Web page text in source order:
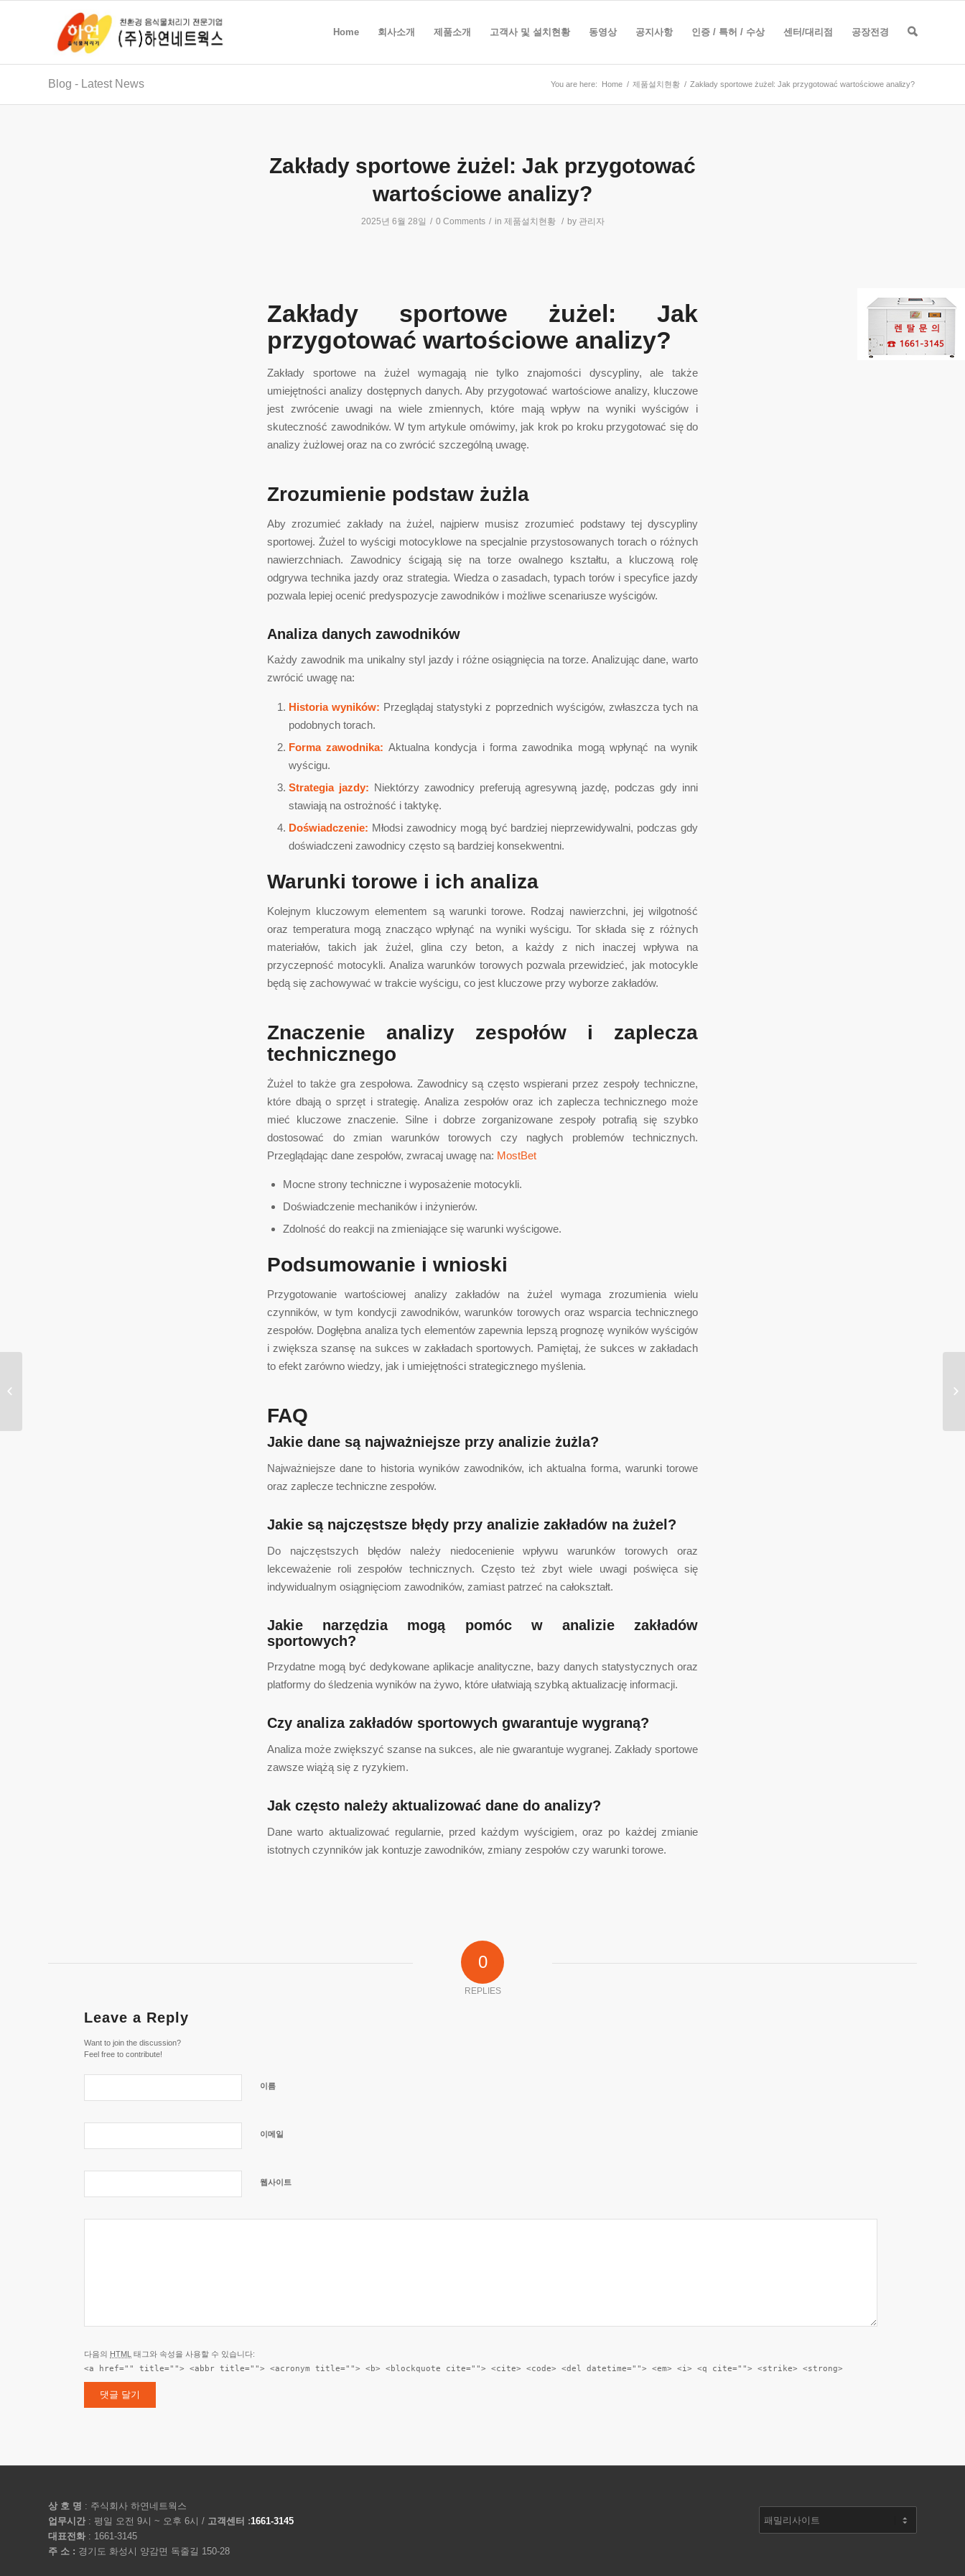
Home 회사소개 제품소개 고객사 및 설치현황 동영상 공지사항 인증 / 특허 / 수상 센터/대리점 공장전경
Blog - Latest News You are here: Home / 제품설치현황 / Zakłady sportowe żużel: Jak przygotować wartościowe analizy?
Zakłady sportowe żużel: Jak przygotować
wartościowe analizy?
2025년 6월 28일 / 0 Comments / in 제품설치현황 / by 관리자
Zakłady sportowe żużel: Jak
przygotować wartościowe analizy?
Zakłady sportowe na żużel wymagają nie tylko znajomości dyscypliny, ale także
umiejętności analizy dostępnych danych. Aby przygotować wartościowe analizy, kluczowe
jest zwrócenie uwagi na wiele zmiennych, które mają wpływ na wyniki wyścigów i
skuteczność zawodników. W tym artykule omówimy, jak krok po kroku przygotować się do
analizy żużlowej oraz na co zwrócić szczególną uwagę.
Zrozumienie podstaw żużla
Aby zrozumieć zakłady na żużel, najpierw musisz zrozumieć podstawy tej dyscypliny
sportowej. Żużel to wyścigi motocyklowe na specjalnie przystosowanych torach o różnych
nawierzchniach. Zawodnicy ścigają się na torze owalnego kształtu, a kluczową rolę
odgrywa technika jazdy oraz strategia. Wiedza o zasadach, typach torów i specyfice jazdy
pozwala lepiej ocenić predyspozycje zawodników i możliwe scenariusze wyścigów.
Analiza danych zawodników
Każdy zawodnik ma unikalny styl jazdy i różne osiągnięcia na torze. Analizując dane, warto
zwrócić uwagę na:
Historia wyników: Przeglądaj statystyki z poprzednich wyścigów, zwłaszcza tych na
podobnych torach.
Forma zawodnika: Aktualna kondycja i forma zawodnika mogą wpłynąć na wynik
wyścigu.
Strategia jazdy: Niektórzy zawodnicy preferują agresywną jazdę, podczas gdy inni
stawiają na ostrożność i taktykę.
Doświadczenie: Młodsi zawodnicy mogą być bardziej nieprzewidywalni, podczas gdy
doświadczeni zawodnicy często są bardziej konsekwentni.
Warunki torowe i ich analiza
Kolejnym kluczowym elementem są warunki torowe. Rodzaj nawierzchni, jej wilgotność
oraz temperatura mogą znacząco wpłynąć na wyniki wyścigu. Tor składa się z różnych
materiałów, takich jak żużel, glina czy beton, a każdy z nich inaczej wpływa na
przyczepność motocykli. Analiza warunków torowych pozwala przewidzieć, jak motocykle
będą się zachowywać w trakcie wyścigu, co jest kluczowe przy wyborze zakładów.
Znaczenie analizy zespołów i zaplecza
technicznego
Żużel to także gra zespołowa. Zawodnicy są często wspierani przez zespoły techniczne,
które dbają o sprzęt i strategię. Analiza zespołów oraz ich zaplecza technicznego może
mieć kluczowe znaczenie. Silne i dobrze zorganizowane zespoły potrafią się szybko
dostosować do zmian warunków torowych czy nagłych problemów technicznych.
Przeglądając dane zespołów, zwracaj uwagę na: MostBet
Mocne strony techniczne i wyposażenie motocykli.
Doświadczenie mechaników i inżynierów.
Zdolność do reakcji na zmieniające się warunki wyścigowe.
Podsumowanie i wnioski
Przygotowanie wartościowej analizy zakładów na żużel wymaga zrozumienia wielu
czynników, w tym kondycji zawodników, warunków torowych oraz wsparcia technicznego
zespołów. Dogłębna analiza tych elementów zapewnia lepszą prognozę wyników wyścigów
i zwiększa szansę na sukces w zakładach sportowych. Pamiętaj, że sukces w zakładach
to efekt zarówno wiedzy, jak i umiejętności strategicznego myślenia.
FAQ
Jakie dane są najważniejsze przy analizie żużla?
Najważniejsze dane to historia wyników zawodników, ich aktualna forma, warunki torowe
oraz zaplecze techniczne zespołów.
Jakie są najczęstsze błędy przy analizie zakładów na żużel?
Do najczęstszych błędów należy niedocenienie wpływu warunków torowych oraz
lekceważenie roli zespołów technicznych. Często też zbyt wiele uwagi poświęca się
indywidualnym osiągnięciom zawodników, zamiast patrzeć na całokształt.
Jakie narzędzia mogą pomóc w analizie zakładów
sportowych?
Przydatne mogą być dedykowane aplikacje analityczne, bazy danych statystycznych oraz
platformy do śledzenia wyników na żywo, które ułatwiają szybką aktualizację informacji.
Czy analiza zakładów sportowych gwarantuje wygraną?
Analiza może zwiększyć szanse na sukces, ale nie gwarantuje wygranej. Zakłady sportowe
zawsze wiążą się z ryzykiem.
Jak często należy aktualizować dane do analizy?
Dane warto aktualizować regularnie, przed każdym wyścigiem, oraz po każdej zmianie
istotnych czynników jak kontuzje zawodników, zmiany zespołów czy warunki torowe.
0
REPLIES
Leave a Reply
Want to join the discussion?
Feel free to contribute!
이름
이메일
웹사이트
다음의 HTML 태그와 속성을 사용할 수 있습니다:
<a href="" title=""> <abbr title=""> <acronym title=""> <b> <blockquote cite=""> <cite> <code> <del datetime=""> <em> <i> <q cite=""> <strike> <strong>
상 호 명 : 주식회사 하연네트웍스
업무시간 : 평일 오전 9시 ~ 오후 6시 / 고객센터 :1661-3145
대표전화 : 1661-3145
주 소 : 경기도 화성시 양감면 독줄길 150-28